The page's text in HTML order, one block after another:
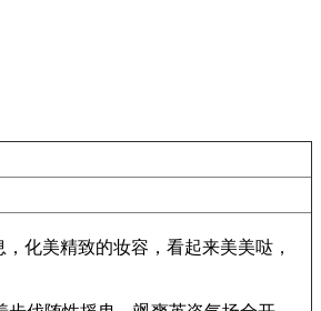
化美精致的妆容，看起来美美哒，